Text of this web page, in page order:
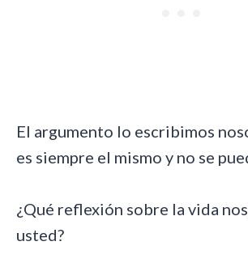
El argumento lo escribimos
es siempre el mismo y no se
¿Qué reflexión sobre la vida
usted?